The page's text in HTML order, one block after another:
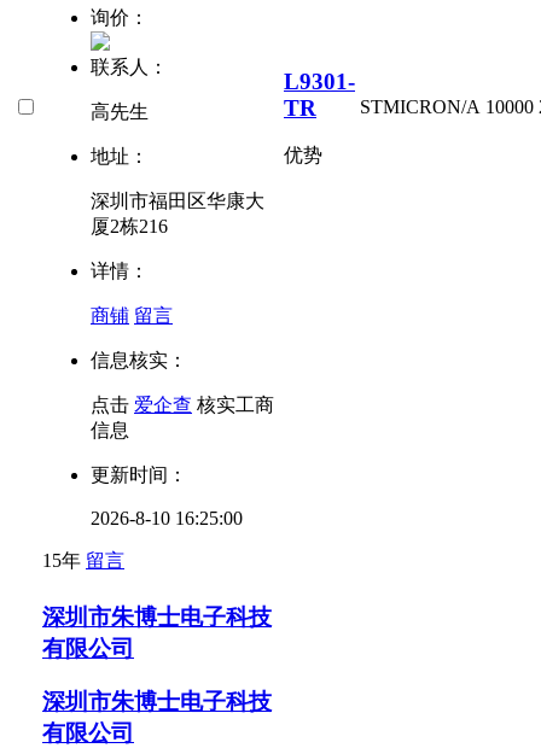
询价：
联系人：
高先生
地址：
深圳市福田区华康大
厦2栋216
详情：
商铺 留言
信息核实：
点击 爱企查 核实工商
信息
更新时间：
2026-8-10 16:25:00
15年 留言
L9301-
TR
优势
STMICRON/A 10000
深圳市朱博士电子科技
有限公司
深圳市朱博士电子科技
有限公司